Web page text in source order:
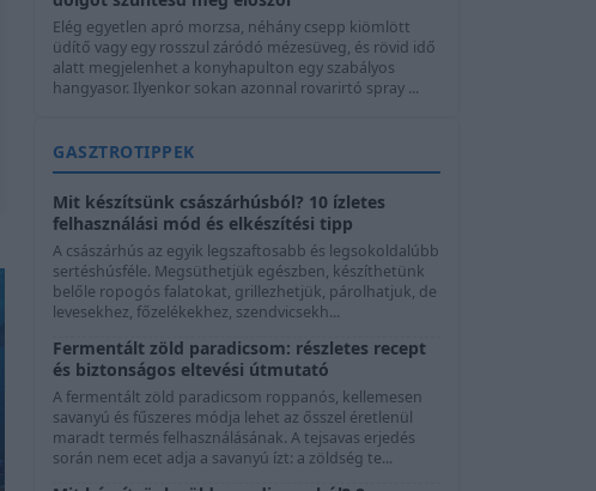
Elég egyetlen apró morzsa, néhány csepp kiömlött
üdítő vagy egy rosszul záródó mézesüveg, és rövid idő
alatt megjelenhet a konyhapulton egy szabályos
hangyasor. Ilyenkor sokan azonnal rovarirtó spray ...
GASZTROTIPPEK
Mit készítsünk császárhúsból? 10 ízletes
felhasználási mód és elkészítési tipp
A császárhús az egyik legszaftosabb és legsokoldalúbb
sertéshúsféle. Megsüthetjük egészben, készíthetünk
belőle ropogós falatokat, grillezhetjük, párolhatjuk, de
levesekhez, főzelékekhez, szendvicsekh...
Fermentált zöld paradicsom: részletes recept
és biztonságos eltevési útmutató
A fermentált zöld paradicsom roppanós, kellemesen
savanyú és fűszeres módja lehet az ősszel éretlenül
maradt termés felhasználásának. A tejsavas erjedés
során nem ecet adja a savanyú ízt: a zöldség te...